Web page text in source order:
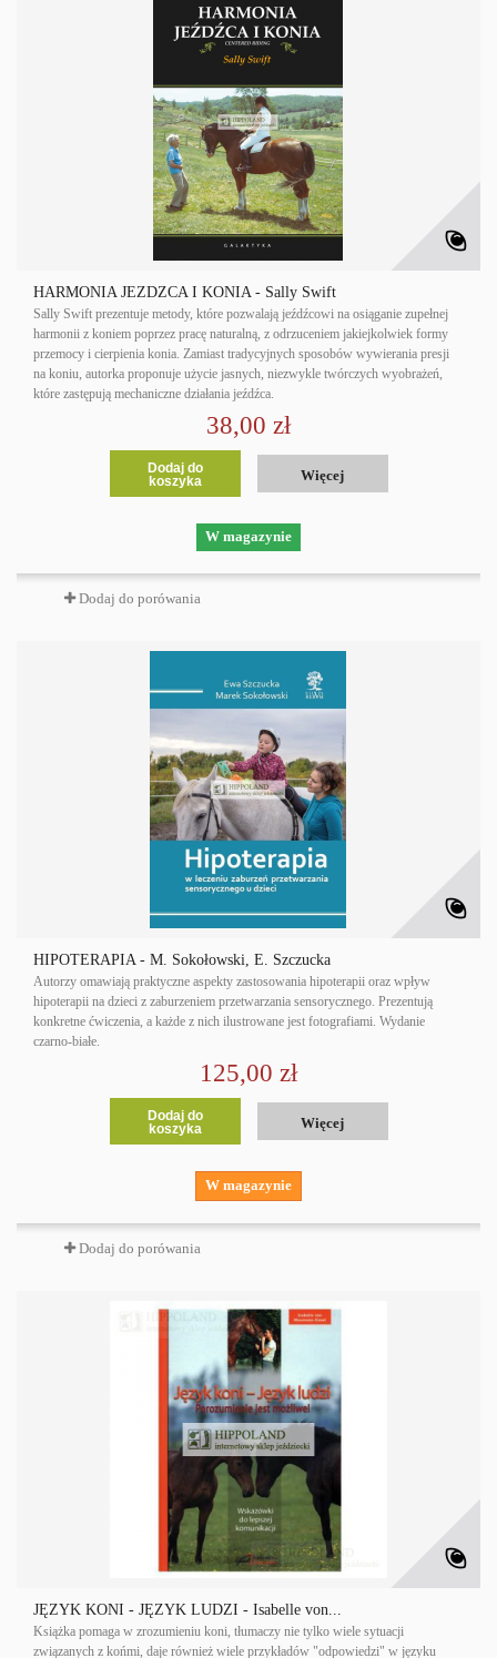
HARMONIA JEŹDŹCA I KONIA - Sally Swift
Sally Swift prezentuje metody, które pozwalają jeźdźcowi na osiąganie zupełnej
harmonii z koniem poprzez pracę naturalną, z odrzuceniem jakiejkolwiek formy
przemocy i cierpienia konia. Zamiast tradycyjnych sposobów wywierania presji
na koniu, autorka proponuje użycie jasnych, niezwykle twórczych wyobrażeń,
które zastępują mechaniczne działania jeźdźca.
38,00 zł
Dodaj do
koszyka
Więcej
W magazynie
Dodaj do porówania
HIPOTERAPIA - M. Sokołowski, E. Szczucka
Autorzy omawiają praktyczne aspekty zastosowania hipoterapii oraz wpływ
hipoterapii na dzieci z zaburzeniem przetwarzania sensorycznego. Prezentują
konkretne ćwiczenia, a każde z nich ilustrowane jest fotografiami. Wydanie
czarno-białe.
125,00 zł
Dodaj do
koszyka
Więcej
W magazynie
Dodaj do porówania
JĘZYK KONI - JĘZYK LUDZI - Isabelle von...
Książka pomaga w zrozumieniu koni, tłumaczy nie tylko wiele sytuacji
związanych z końmi, daje również wiele przykładów "odpowiedzi" w języku